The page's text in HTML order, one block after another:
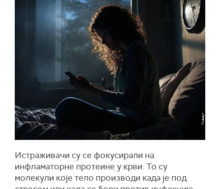
Истраживачи су се фокусирали на
инфламаторне протеине у крви. То су
молекули које тело производи када је под